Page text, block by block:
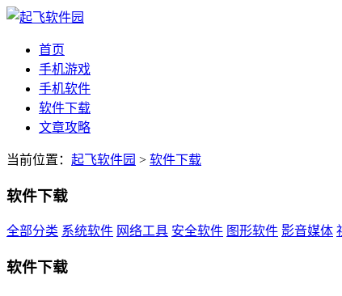
首页
手机游戏
手机软件
软件下载
文章攻略
当前位置： 起飞软件园 > 软件下载
软件下载
全部分类 系统软件 网络工具 安全软件 图形软件 影音媒体
软件下载